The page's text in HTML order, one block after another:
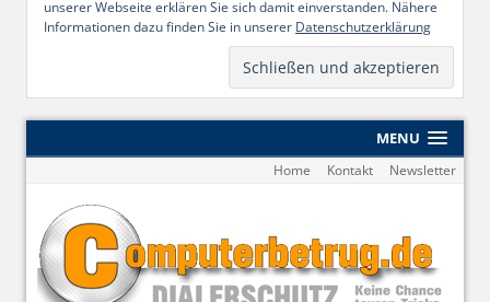
unserer Webseite erklären Sie sich damit einverstanden. Nähere
Informationen dazu finden Sie in unserer Datenschutzerklärung
MENU
Home Kontakt Newsletter